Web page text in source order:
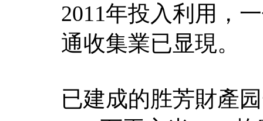
2011年投入利用，
通收集業已显現。
已建成的胜芳財產